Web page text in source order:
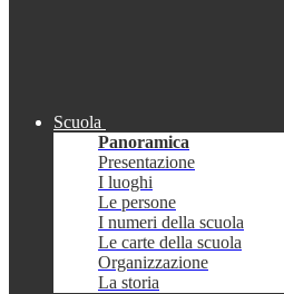
Scuola
Panoramica
Presentazione
I luoghi
Le persone
I numeri della scuola
Le carte della scuola
Organizzazione
La storia